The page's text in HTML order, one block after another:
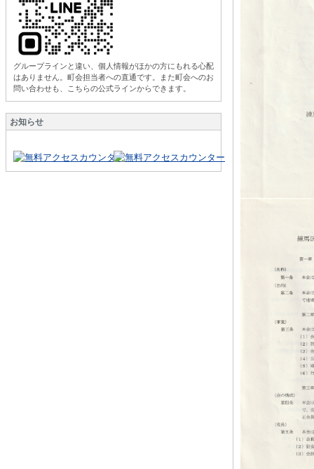
グループラインと違い、個人情報がほかの方にもれる心配
はありません。町会担当者への直通です。また町会へのお
問い合わせも、こちらの公式ラインからできます。
お知らせ